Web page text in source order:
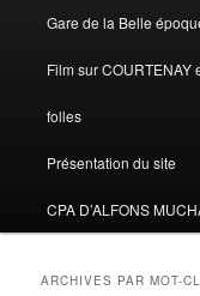
Gare de la Belle
Film sur
folles
Présentation du site
CPA D’ALFONS
ARCHIVES PAR MOT-